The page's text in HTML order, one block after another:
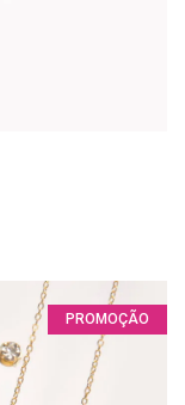
PROMOÇÃO